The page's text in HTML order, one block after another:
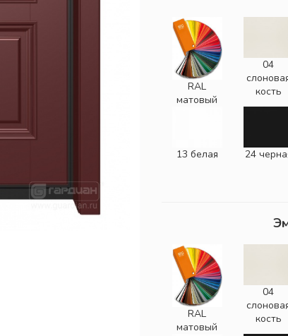
RAL
матовый
04
кость
13 белая 24
RAL
матовый
04
кость